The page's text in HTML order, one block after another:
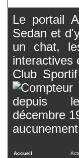
Le portail
Sedan et
un chat,
interactives
Club
Accueil